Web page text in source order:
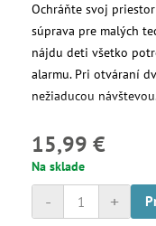
Ochráňte svoj
súprava pre malých
nájdu deti všetko
alarmu. Pri otváraní
nežiaducou
15,99 €
Na sklade
+
-